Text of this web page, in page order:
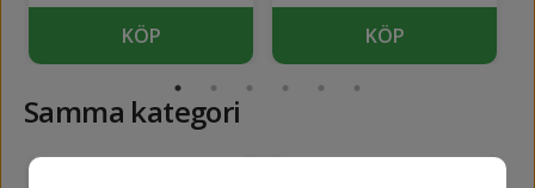
KÖP KÖP
Samma kategori